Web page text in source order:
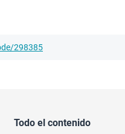
298385
Todo el contenido